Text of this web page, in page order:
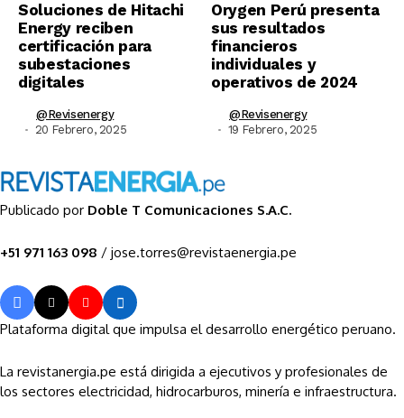
Soluciones de Hitachi
Energy reciben
certificación para
subestaciones
digitales
@revisenergy
20 Febrero, 2025
Orygen Perú presenta
sus resultados
financieros
individuales y
operativos de 2024
@revisenergy
19 Febrero, 2025
Publicado por Doble T Comunicaciones S.A.C.
+51 971 163 098 / jose.torres@revistaenergia.pe
Plataforma digital que impulsa el desarrollo energético peruano.
La revistanergia.pe está dirigida a ejecutivos y profesionales de
los sectores electricidad, hidrocarburos, minería e infraestructura.